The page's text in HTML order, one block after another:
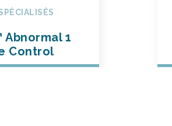
Abnormal 1
Control